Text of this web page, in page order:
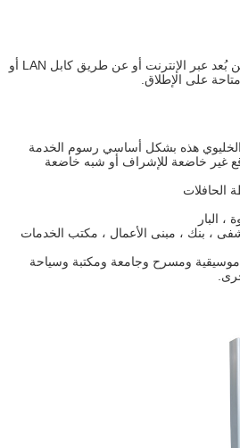
يمكن التحكم في APC-08B عن بُعد عبر الإنترنت أو عن طريق كابل LAN أو
هذه بشكل أساسي رسوم الخدمة
غير خاضعة للإشراف أو شبه خاضعة
الحافلات
، البار
، بنك ، مبنى الأعمال ، مكتب الخدمات
ومسرح وجامعة ومكتبة وسياحة